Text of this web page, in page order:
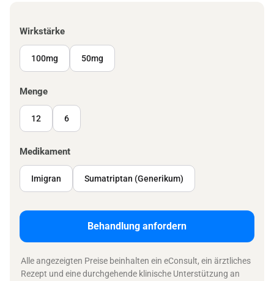
Wirkstärke
100mg 50mg
Menge
12 6
Medikament
Imigran Sumatriptan (Generikum)
Behandlung anfordern
Alle angezeigten Preise beinhalten ein eConsult, ein ärztliches
Rezept und eine durchgehende klinische Unterstützung an